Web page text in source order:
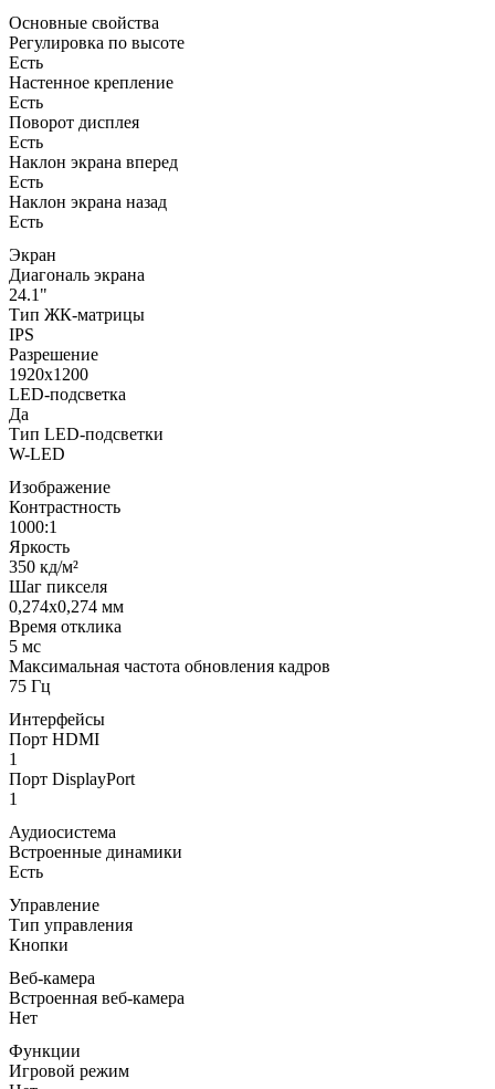
Основные свойства
Регулировка по высоте
Есть
Настенное крепление
Есть
Поворот дисплея
Есть
Наклон экрана вперед
Есть
Наклон экрана назад
Есть
Экран
Диагональ экрана
24.1"
Тип ЖК-матрицы
IPS
Разрешение
1920x1200
LED-подсветка
Да
Тип LED-подсветки
W-LED
Изображение
Контрастность
1000:1
Яркость
350 кд/м²
Шаг пикселя
0,274x0,274 мм
Время отклика
5 мс
Максимальная частота обновления кадров
75 Гц
Интерфейсы
Порт HDMI
1
Порт DisplayPort
1
Аудиосистема
Встроенные динамики
Есть
Управление
Тип управления
Кнопки
Веб-камера
Встроенная веб-камера
Нет
Функции
Игровой режим